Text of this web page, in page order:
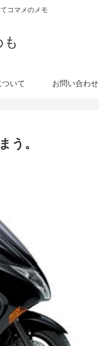
コマメのメモ
も
いて お問い合わせ
う。